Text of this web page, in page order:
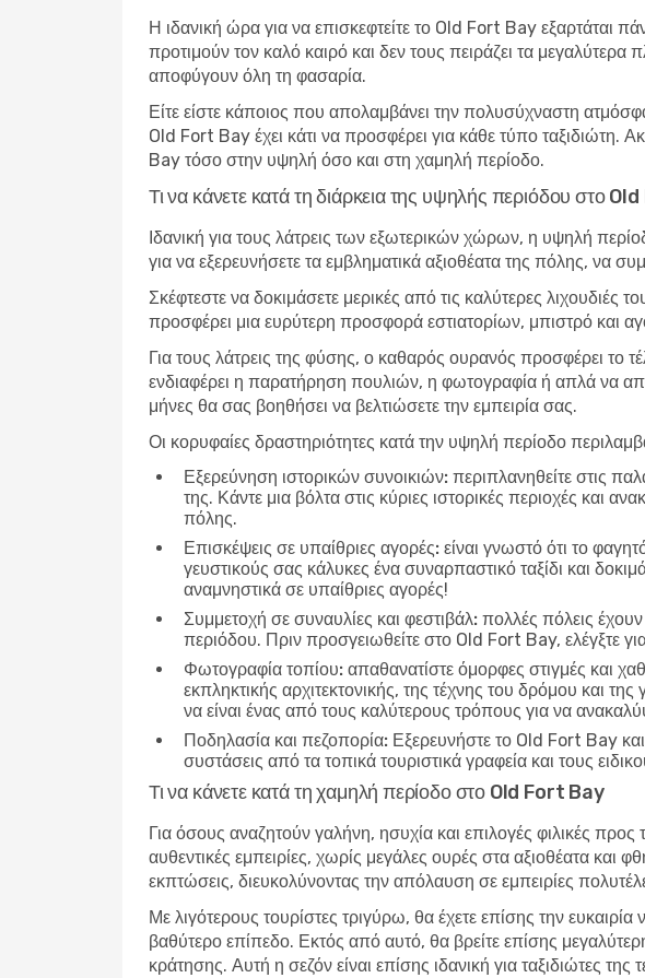
Η ιδανική ώρα για να επισκεφτείτε το Old Fort Bay εξαρτάται
προτιμούν τον καλό καιρό και δεν τους πειράζει τα
αποφύγουν όλη τη φασαρία.
Είτε είστε κάποιος που απολαμβάνει την πολυσύχναστη
Old Fort Bay έχει κάτι να προσφέρει για κάθε τύπο ταξιδιώτη.
Bay τόσο στην υψηλή όσο και στη χαμηλή περίοδο.
Τι να κάνετε κατά τη διάρκεια της υψηλής περιόδου στο
Ιδανική για τους λάτρεις των εξωτερικών χώρων, η υψηλή
για να εξερευνήσετε τα εμβληματικά αξιοθέατα της πόλης, να
Σκέφτεστε να δοκιμάσετε μερικές από τις καλύτερες
προσφέρει μια ευρύτερη προσφορά εστιατορίων, μπιστρό και
Για τους λάτρεις της φύσης, ο καθαρός ουρανός προσφέρει το
ενδιαφέρει η παρατήρηση πουλιών, η φωτογραφία ή απλά να
μήνες θα σας βοηθήσει να βελτιώσετε την εμπειρία σας.
Οι κορυφαίες δραστηριότητες κατά την υψηλή περίοδο
Εξερεύνηση ιστορικών συνοικιών: περιπλανηθείτε στις
της. Κάντε μια βόλτα στις κύριες ιστορικές περιοχές και
πόλης.
Επισκέψεις σε υπαίθριες αγορές: είναι γνωστό ότι το
γευστικούς σας κάλυκες ένα συναρπαστικό ταξίδι και
αναμνηστικά σε υπαίθριες αγορές!
Συμμετοχή σε συναυλίες και φεστιβάλ: πολλές πόλεις
περιόδου. Πριν προσγειωθείτε στο Old Fort Bay, ελέγξτε
Φωτογραφία τοπίου: απαθανατίστε όμορφες στιγμές και
εκπληκτικής αρχιτεκτονικής, της τέχνης του δρόμου και
να είναι ένας από τους καλύτερους τρόπους για να
Ποδηλασία και πεζοπορία: Εξερευνήστε το Old Fort Bay
συστάσεις από τα τοπικά τουριστικά γραφεία και τους
Τι να κάνετε κατά τη χαμηλή περίοδο στο Old Fort Bay
Για όσους αναζητούν γαλήνη, ησυχία και επιλογές φιλικές προς
αυθεντικές εμπειρίες, χωρίς μεγάλες ουρές στα αξιοθέατα και
εκπτώσεις, διευκολύνοντας την απόλαυση σε εμπειρίες
Με λιγότερους τουρίστες τριγύρω, θα έχετε επίσης την
βαθύτερο επίπεδο. Εκτός από αυτό, θα βρείτε επίσης
κράτησης. Αυτή η σεζόν είναι επίσης ιδανική για ταξιδιώτες